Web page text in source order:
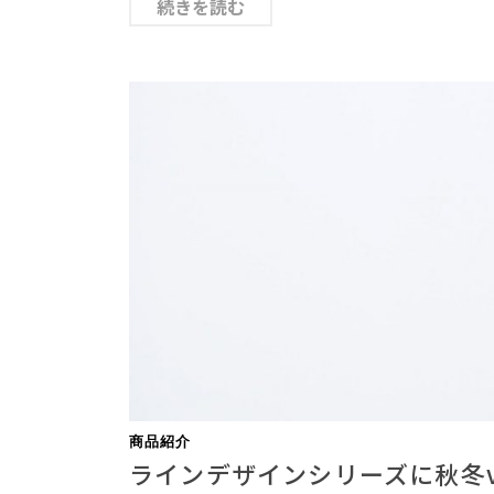
続きを読む
商品紹介
ラインデザインシリーズに秋